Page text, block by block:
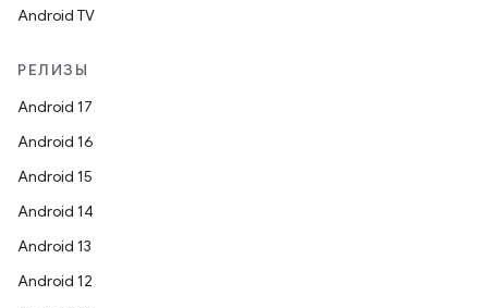
Android TV
РЕЛИЗЫ
Android 17
Android 16
Android 15
Android 14
Android 13
Android 12